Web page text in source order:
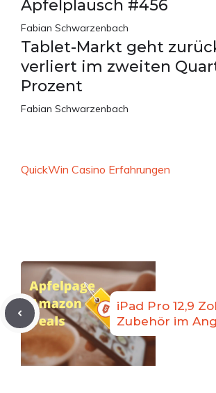
Apfelplausch #456
Fabian Schwarzenbach
Tablet-Markt geht
verliert im zweiten
Prozent
Fabian Schwarzenbach
QuickWin Casino Erfahrungen
iPad Pro 12,9
Zubehör im